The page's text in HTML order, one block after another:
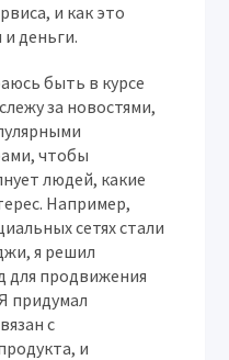
и как это
деньги.
быть в курсе
за новостями,
чтобы
людей, какие
Например,
сетях стали
я решил
для продвижения
придумал
с
и